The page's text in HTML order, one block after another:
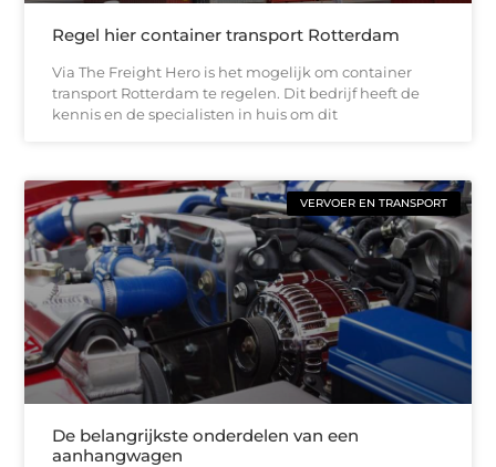
Regel hier container transport Rotterdam
Via The Freight Hero is het mogelijk om container
transport Rotterdam te regelen. Dit bedrijf heeft de
kennis en de specialisten in huis om dit
VERVOER EN TRANSPORT
De belangrijkste onderdelen van een
aanhangwagen